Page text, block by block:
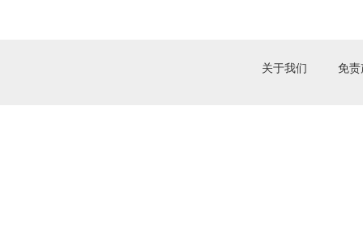
关于我们 免责